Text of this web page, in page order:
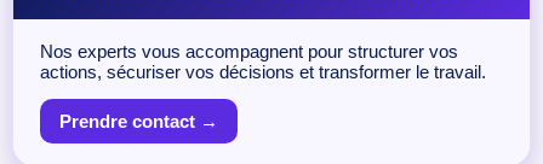
Nos experts vous accompagnent pour structurer vos
actions, sécuriser vos décisions et transformer le travail.
Prendre contact →